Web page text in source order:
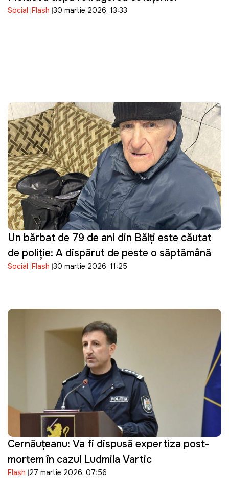
Social Flash 30 martie 2026, 13:33
Un bărbat de 79 de ani din Bălți este căutat
de poliție: A dispărut de peste o săptămână
Social Flash 30 martie 2026, 11:25
Cernăuțeanu: Va fi dispusă expertiza post-
mortem în cazul Ludmila Vartic
Flash 27 martie 2026, 07:56